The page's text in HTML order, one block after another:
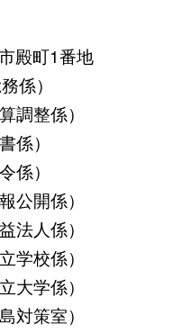
殿町1番地
係）
整係）
）
）
開係）
人係）
校係）
学係）
策室）